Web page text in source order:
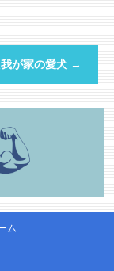
が家の愛犬 →
ム